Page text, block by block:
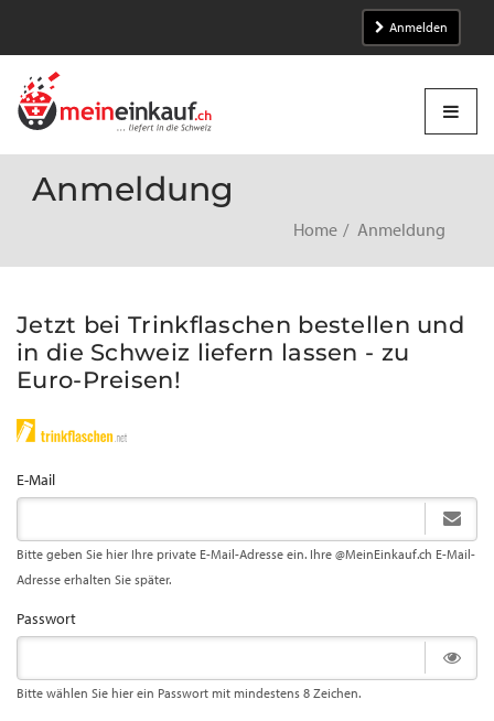
Anmelden
Anmeldung
Home Anmeldung
Jetzt bei Trinkflaschen bestellen und
in die Schweiz liefern lassen - zu
Euro-Preisen!
E-Mail
Bitte geben Sie hier Ihre private E-Mail-Adresse ein. Ihre @MeinEinkauf.ch E-Mail-
Adresse erhalten Sie später.
Passwort
Bitte wählen Sie hier ein Passwort mit mindestens 8 Zeichen.